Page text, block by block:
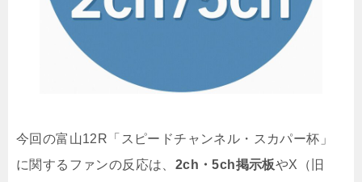
今回の富山12R「スピードチャンネル・スカパー杯」
に関するファンの反応は、 2ch・5ch掲示板やX（旧